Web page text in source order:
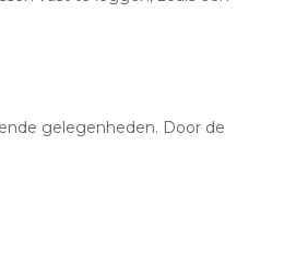
gelegenheden. Door de